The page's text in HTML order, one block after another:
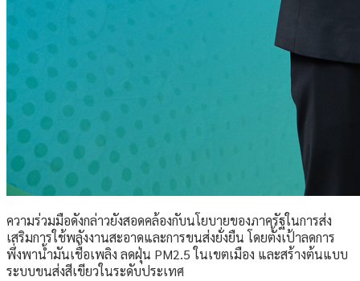
ความร่วมมือดังกล่าวยังสอดคล้องกับนโยบายของภาครัฐในการส่ง
เสริมการใช้พลังงานสะอาดและการขนส่งยั่งยืน โดยตั้งเป้าลดการ
พึ่งพาน้ำมันเชื้อเพลิง ลดฝุ่น PM2.5 ในเขตเมือง และสร้างต้นแบบ
ระบบขนส่งสีเขียวในระดับประเทศ